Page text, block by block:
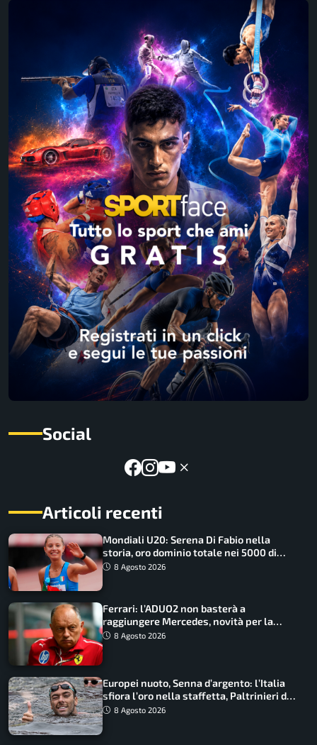
Social
Articoli recenti
Mondiali U20: Serena Di Fabio nella
storia, oro dominio totale nei 5000 di
marcia
8 Agosto 2026
Ferrari: l’ADUO2 non basterà a
raggiungere Mercedes, novità per la
Macarena
8 Agosto 2026
Europei nuoto, Senna d’argento: l’Italia
sfiora l’oro nella staffetta, Paltrinieri da
urlo, il bilancio azzurro
8 Agosto 2026